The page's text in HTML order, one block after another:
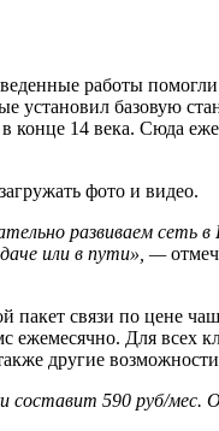
работы помогли
установил базовую
конце 14 века. Сюда
фото и видео.
развиваем сеть
или в пути», —
пакет связи по цене
Для всех
другие
составит 590 руб/мес.